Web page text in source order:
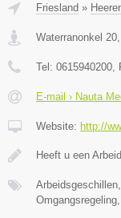
Friesland »
Waterranonkel 20
Tel: 0615940200
E-mail › Nauta
Website: http://
Heeft u een
Omgangsregeling,